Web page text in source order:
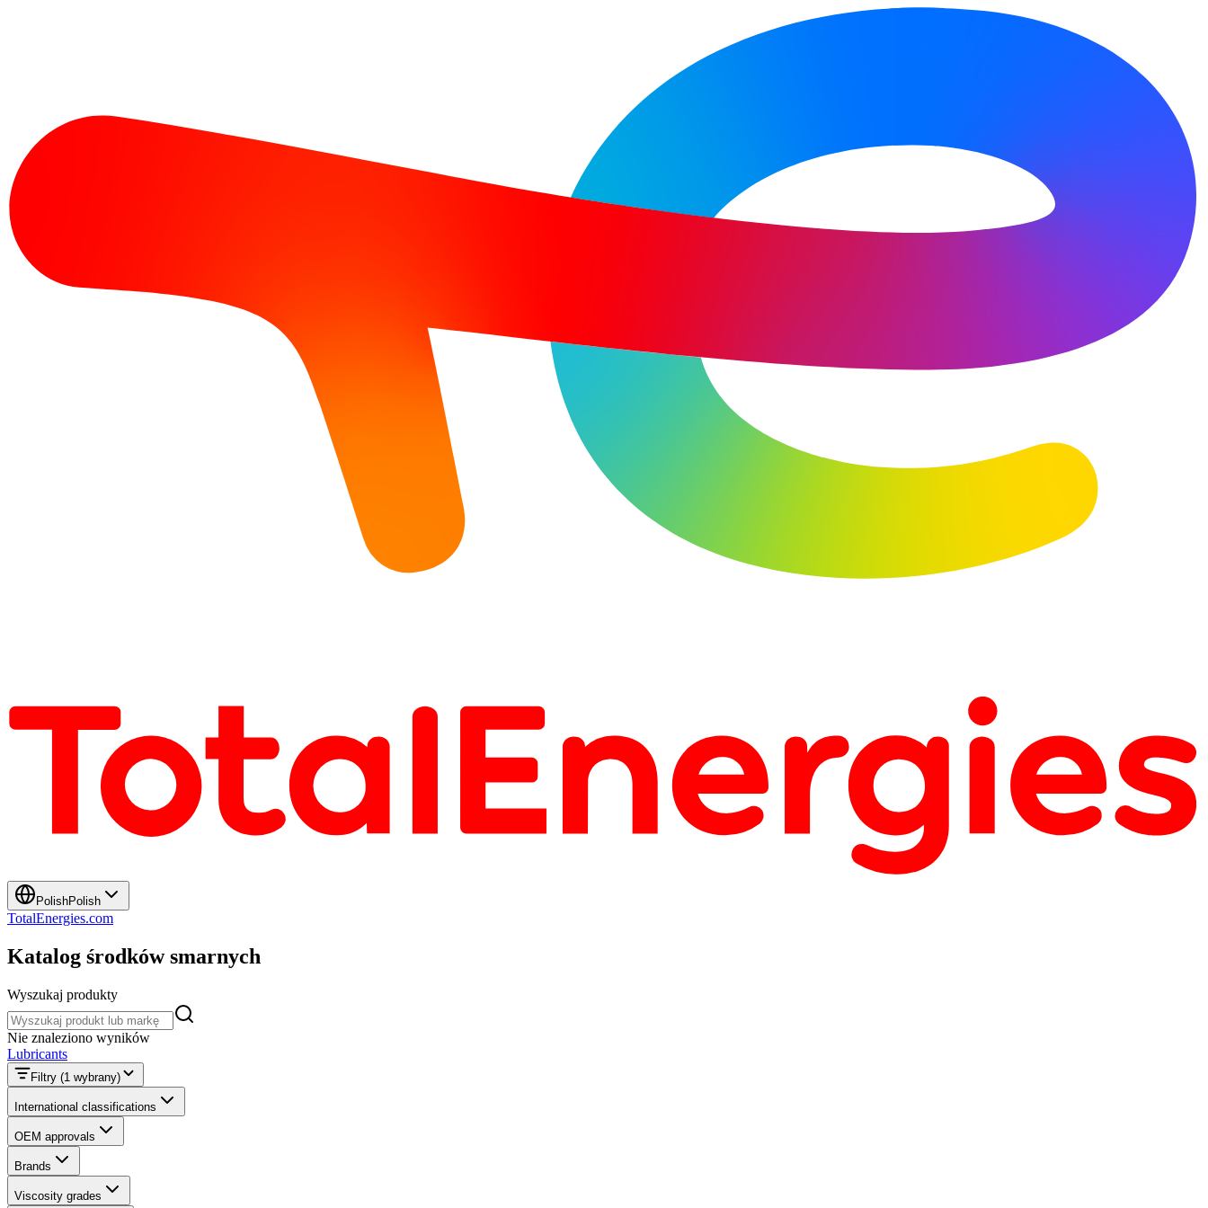
PolishPolish
TotalEnergies.com
Katalog środków smarnych
Wyszukaj produkty
Wyszukaj produkty
Nie znaleziono wyników
Lubricants
Filtry (1 wybrany)
International classifications
OEM approvals
Brands
Viscosity grades